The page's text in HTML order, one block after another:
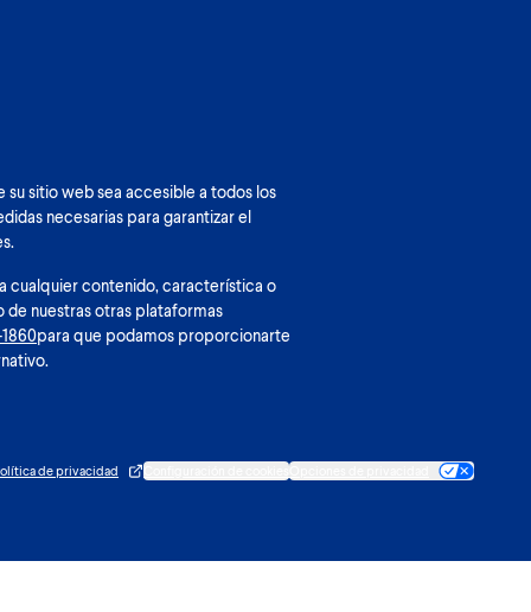
sitio web sea accesible a todos los
necesarias para garantizar el
cualquier contenido, característica o
de nuestras otras plataformas
para que podamos proporcionarte
de privacidad Configuración de cookiesOpciones de privacidad